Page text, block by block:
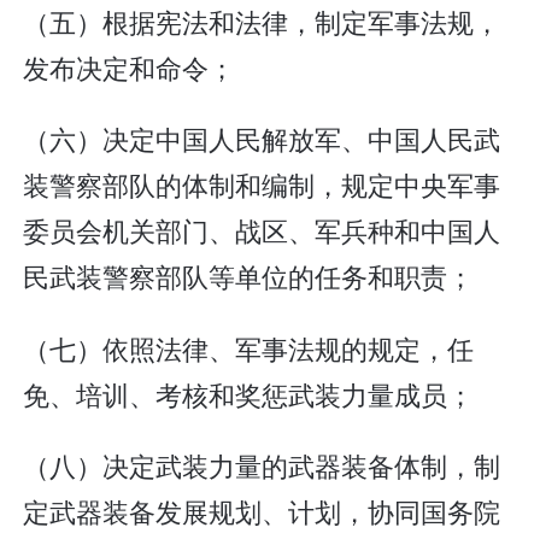
（五）根据宪法和法律，制定军事法规，
发布决定和命令；
（六）决定中国人民解放军、中国人民武
装警察部队的体制和编制，规定中央军事
委员会机关部门、战区、军兵种和中国人
民武装警察部队等单位的任务和职责；
（七）依照法律、军事法规的规定，任
免、培训、考核和奖惩武装力量成员；
（八）决定武装力量的武器装备体制，制
定武器装备发展规划、计划，协同国务院